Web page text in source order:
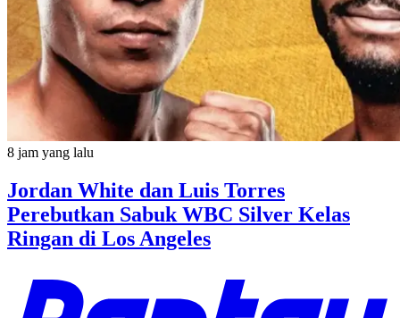
8 jam yang lalu
Jordan White dan Luis Torres
Perebutkan Sabuk WBC Silver Kelas
Ringan di Los Angeles